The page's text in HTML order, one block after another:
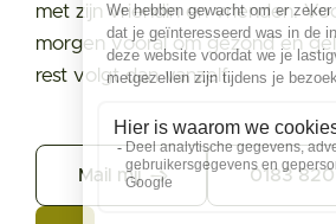
met zijn vriendin en vrienden.
morgen vooral om gezond en
rest volgt dan vanzelf.
Mail mij 0183